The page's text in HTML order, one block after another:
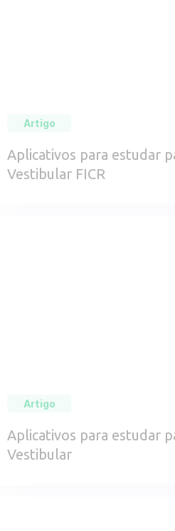
Artigo
Aplicativos para estudar
Vestibular FICR
Artigo
Aplicativos para estudar
Vestibular